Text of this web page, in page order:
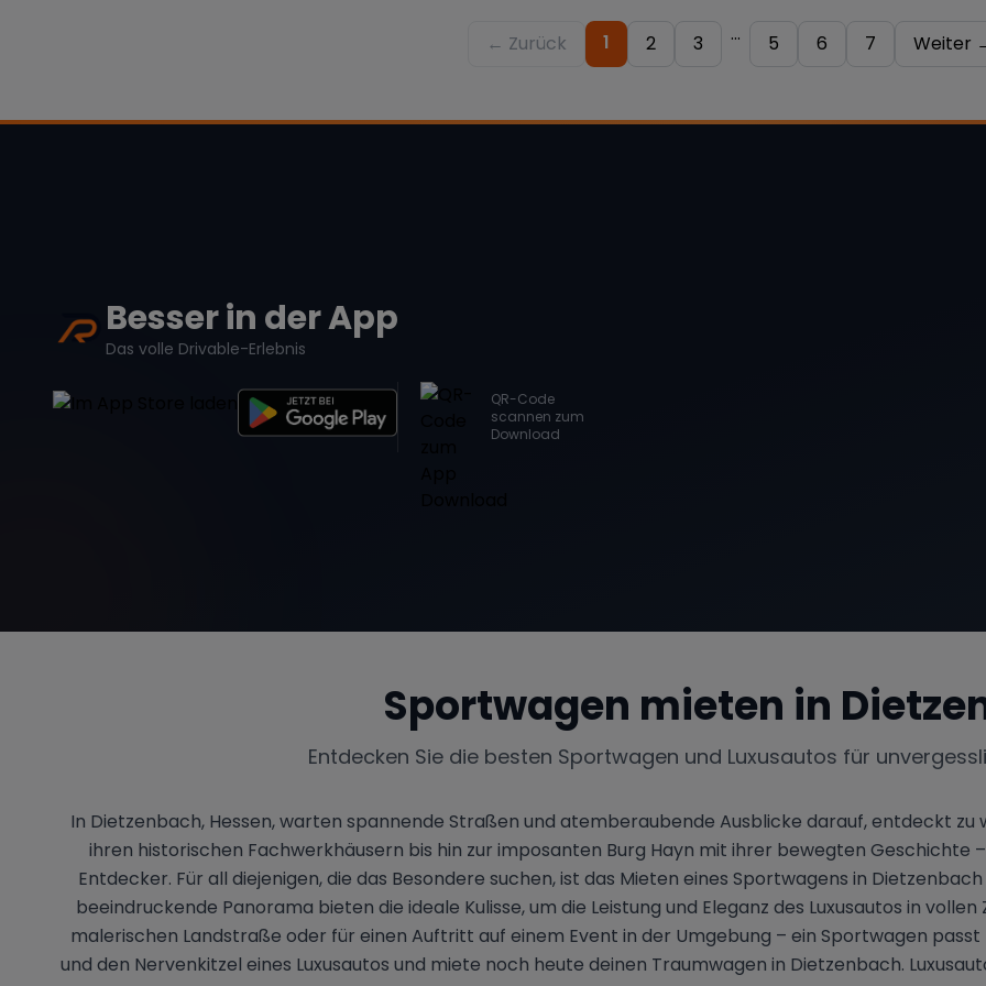
← Zurück 1 2 3 ... 5 6 7 Weiter
Besser in der App
Das volle Drivable-Erlebnis
QR-Code
scannen zum
Download
Sportwagen mieten in
Entdecken Sie die besten Sportwagen und Luxusautos für
In Dietzenbach, Hessen, warten spannende Straßen und atemberaubende Ausblicke darauf, entdeckt
ihren historischen Fachwerkhäusern bis hin zur imposanten Burg Hayn mit ihrer bewegten Geschichte
Entdecker. Für all diejenigen, die das Besondere suchen, ist das Mieten eines Sportwagens in
beeindruckende Panorama bieten die ideale Kulisse, um die Leistung und Eleganz des Luxusautos in
malerischen Landstraße oder für einen Auftritt auf einem Event in der Umgebung – ein Sportwagen
und den Nervenkitzel eines Luxusautos und miete noch heute deinen Traumwagen in Dietzenbach.